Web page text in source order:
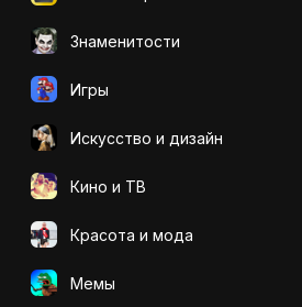
Знаменитости
Игры
Искусcтво и дизайн
Кино и ТВ
Красота и мода
Мемы